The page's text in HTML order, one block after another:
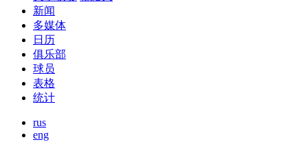
新闻
多媒体
日历
俱乐部
球员
表格
统计
rus
eng